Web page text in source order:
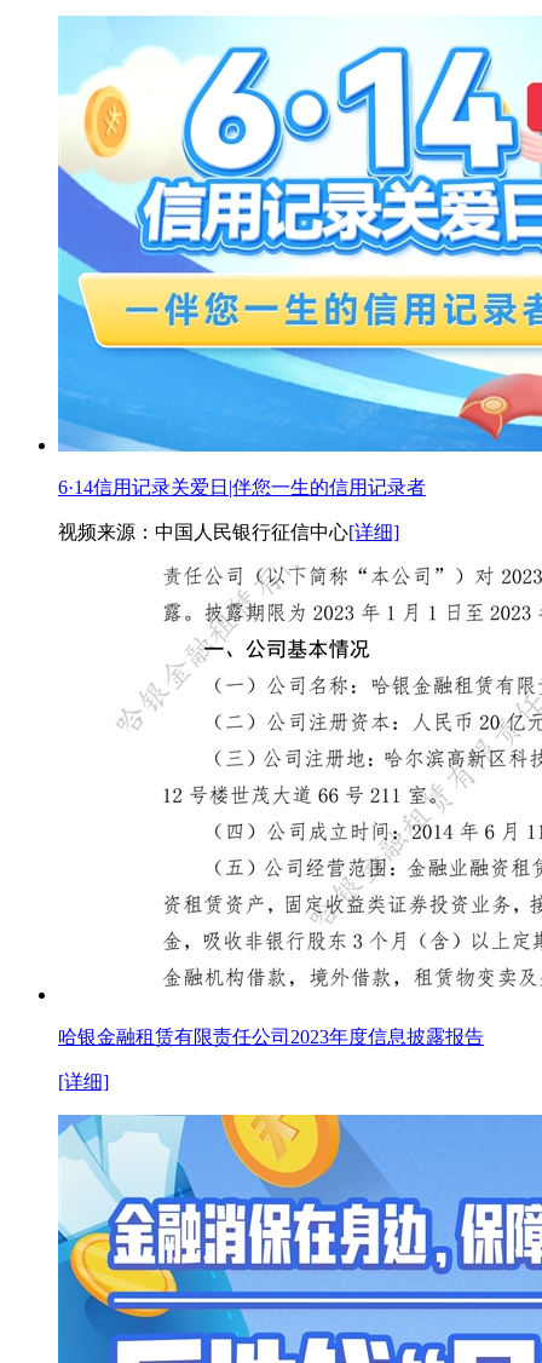
6·14信用记录关爱日|伴您一生的信用记录者
视频来源：中国人民银行征信中心[详细]
哈银金融租赁有限责任公司2023年度信息披露报告
[详细]